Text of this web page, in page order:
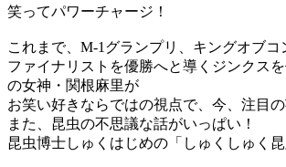
笑ってパワーチャージ！
これまで、M-1グランプリ、キングオブコ
ファイナリストを優勝へと導くジンクス
の女神・関根麻里が
お笑い好きならではの視点で、今、注目の
また、昆虫の不思議な話がいっぱい！
昆虫博士しゅくはじめの「しゅくしゅく昆